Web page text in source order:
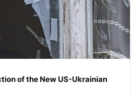
of the New US-Ukrainian